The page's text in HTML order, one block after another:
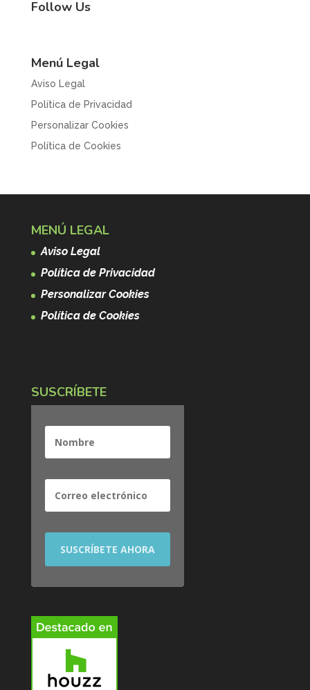
Follow Us
Menú Legal
Aviso Legal
Política de Privacidad
Personalizar Cookies
Política de Cookies
MENÚ LEGAL
Aviso Legal
Política de Privacidad
Personalizar Cookies
Política de Cookies
SUSCRÍBETE